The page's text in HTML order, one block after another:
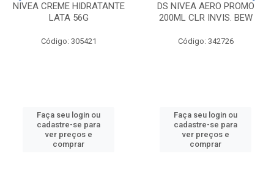
NIVEA CREME HIDRATANTE
LATA 56G
Código: 305421
Faça seu login ou
cadastre-se para
ver preços e
comprar
DS NIVEA AERO PROMO
200ML CLR INVIS. BEW
Código: 342726
Faça seu login ou
cadastre-se para
ver preços e
comprar